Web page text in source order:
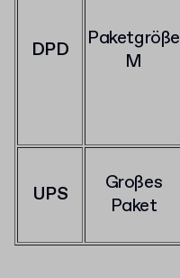
DPD
Paketgröße
M
UPS
Großes
Paket